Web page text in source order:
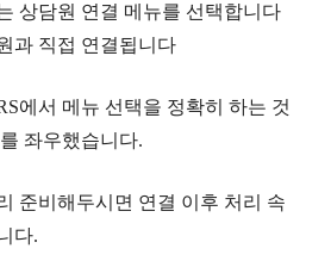
상담원 연결 메뉴를 선택합니다
과 직접 연결됩니다
에서 메뉴 선택을 정확히 하는 것
좌우했습니다.
준비해두시면 연결 이후 처리 속
다.